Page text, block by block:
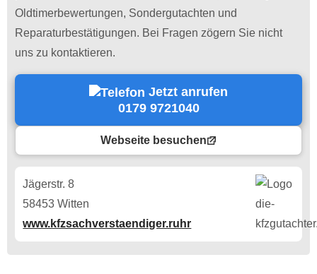
Oldtimerbewertungen, Sondergutachten und
Reparaturbestätigungen. Bei Fragen zögern Sie nicht
uns zu kontaktieren.
Jetzt anrufen
0179 9721040
Webseite besuchen
Jägerstr. 8
58453 Witten
www.kfzsachverstaendiger.ruhr